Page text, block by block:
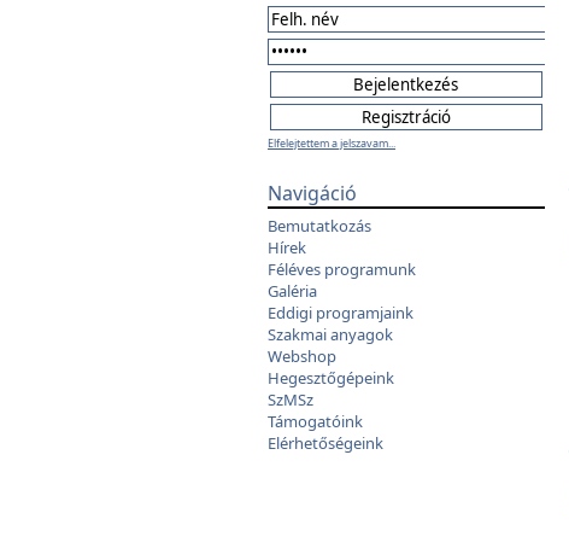
Elfelejtettem a jelszavam...
Navigáció
Bemutatkozás
Hírek
Féléves programunk
Galéria
Eddigi programjaink
Szakmai anyagok
Webshop
Hegesztőgépeink
SzMSz
Támogatóink
Elérhetőségeink